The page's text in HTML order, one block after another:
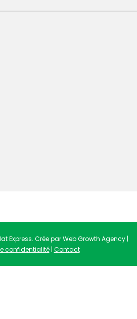
Express. Crée par Web Growth Agency |
confidentialité| Contact